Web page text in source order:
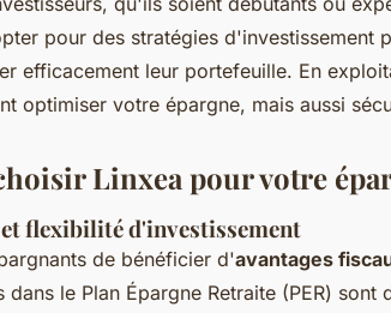
pour des stratégies d'investissement
efficacement leur portefeuille. En
optimiser votre épargne, mais aussi
Linxea pour votre
flexibilité d'investissement
de bénéficier d'avantages
dans le Plan Épargne Retraite (PER) sont